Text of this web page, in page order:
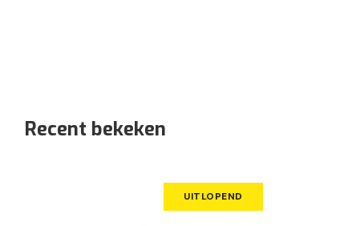
Recent bekeken
UITLOPEND